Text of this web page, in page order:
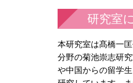
研究室
本研究室は髙橋一
分野の菊池崇志研
や中国からの留学